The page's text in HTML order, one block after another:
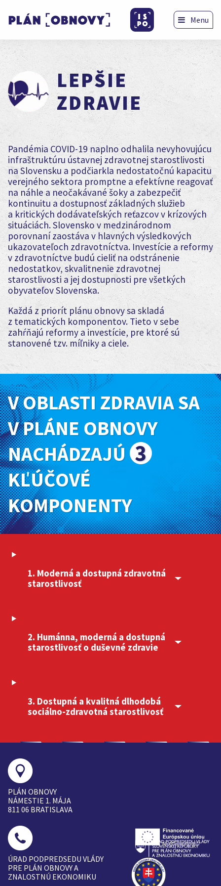
Menu
LEPŠIE
ZDRAVIE
Pandémia COVID-19 naplno odhalila nevyhovujúcu
infraštruktúru ústavnej zdravotnej starostlivosti
na Slovensku a podčiarkla nedostatočnú kapacitu
verejného sektora promptne a efektívne reagovať
na náhle a neočakávané šoky a zabezpečiť
kontinuitu a dostupnosť základných služieb
a kritických dodávateľských reťazcov v krízových
situáciách. Slovensko v medzinárodnom
porovnaní zaostáva v hlavných výsledkových
ukazovateľoch zdravotníctva. Investície a reformy
v zdravotníctve budú cieliť na odstránenie
nedostatkov, skvalitnenie zdravotnej
starostlivosti a jej dostupnosti pre všetkých
obyvateľov Slovenska.
Každá z priorít plánu obnovy sa skladá
z tematických komponentov. Tieto v sebe
zahŕňajú reformy a investície, pre ktoré sú
stanovené tzv. míľniky a ciele.
V OBLASTI ZDRAVIA SA
V PLÁNE OBNOVY
NACHÁDZAJÚ 3
KĽÚČOVÉ
KOMPONENTY
1. Moderná a dostupná zdravotná
starostlivosť
2. Humánna, moderná a dostupná
starostlivosť o duševné zdravie
3. Dostupná a kvalitná dlhodobá
sociálno-zdravotná starostlivosť
PLÁN OBNOVY
NÁMESTIE 1. MÁJA
811 06 BRATISLAVA
ÚRAD PODPREDSEDU VLÁDY
PRE PLÁN OBNOVY A
ZNALOSTNÚ EKONOMIKU